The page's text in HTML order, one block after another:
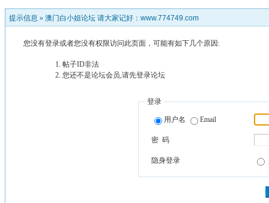
提示信息 » 澳门白小姐论坛 请大家记好：www.774749.com
您没有登录或者您没有权限访问此页面，可能有如下几个原因:
帖子ID非法
您还不是论坛会员,请先登录论坛
登录
用户名 Email
密 码
隐身登录